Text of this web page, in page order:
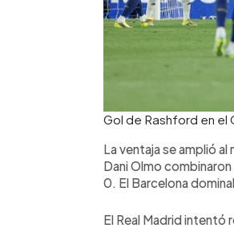
Gol de Rashford en el
La ventaja se amplió
Dani Olmo
0. El Barcelona
El Real Madrid intentó